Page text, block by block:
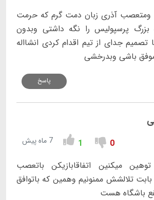
ومتعصب آذری زبان دمت گرم که حرمت
بزرگ پرسپولیس را نگه داشتی وبدون
تصمیم جدای از تیم اقدام کردی انشااله
باشی وبدرخشی
پاسخ
0
1 7 ماه پیش
میکنین اتفاقابازیکن باتعصب
تلالشش ممنونیم وهمین که باتوافق
باشگاه هست